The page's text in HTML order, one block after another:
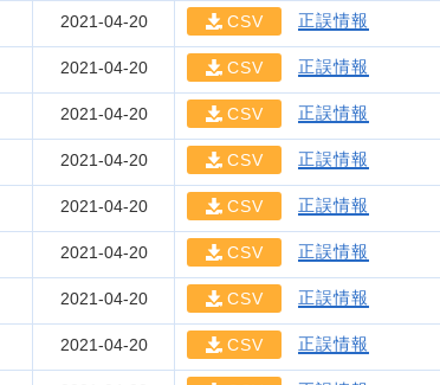
2021-04-20 CSV 正誤情報
2021-04-20 CSV 正誤情報
2021-04-20 CSV 正誤情報
2021-04-20 CSV 正誤情報
2021-04-20 CSV 正誤情報
2021-04-20 CSV 正誤情報
2021-04-20 CSV 正誤情報
2021-04-20 CSV 正誤情報